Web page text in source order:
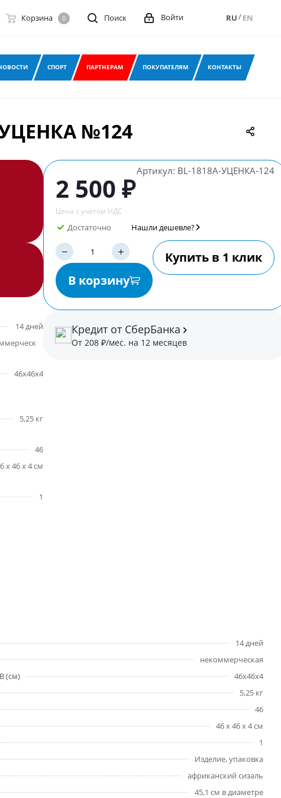
Корзина 0 Поиск Войти RU/EN
СПОРТ ПАРТНЕРАМ ПОКУПАТЕЛЯМ КОНТАКТЫ
УЦЕНКА №124
14 дней
46x46x4
5,25 кг
46
x 46 x 4 см
1
Артикул: BL-1818A-УЦЕНКА-124
2 500 ₽
Цена с учетом НДС
Достаточно Нашли дешевле?
В корзину
Купить в 1 клик
Кредит от СберБанка
От 208 ₽/мес. на 12 месяцев
14 дней
некоммерческая
(см)
46x46x4
5,25 кг
46
46 x 46 x 4 см
1
Изделие, упаковка
африканский сизаль
45,1 см в диаметре